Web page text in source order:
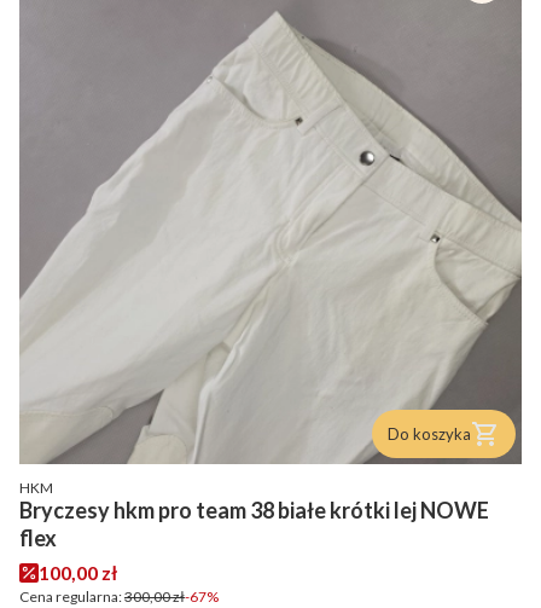
Do koszyka
PRODUCENT
HKM
Bryczesy hkm pro team 38 białe krótki lej NOWE
flex
Cena promocyjna
100,00 zł
Cena regularna:300,00 zł-67%